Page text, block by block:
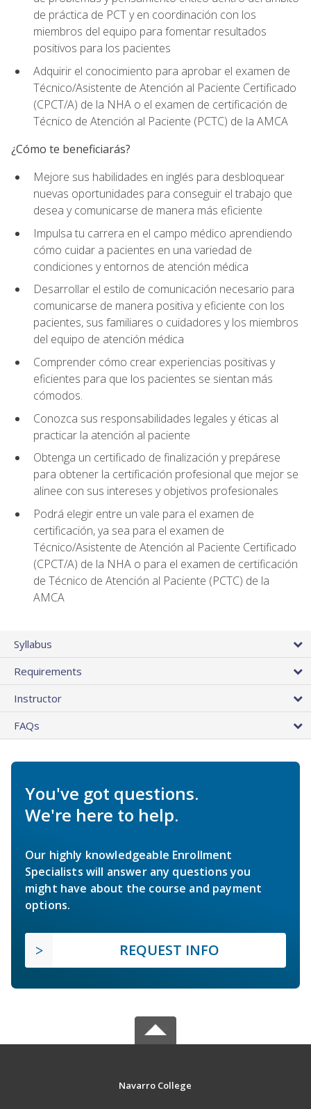
de práctica de PCT y en coordinación con los
miembros del equipo para fomentar resultados
positivos para los pacientes
Adquirir el conocimiento para aprobar el examen de
Técnico/Asistente de Atención al Paciente Certificado
(CPCT/A) de la NHA o el examen de certificación de
Técnico de Atención al Paciente (PCTC) de la AMCA
¿Cómo te beneficiarás?
Mejore sus habilidades en inglés para desbloquear
nuevas oportunidades para conseguir el trabajo que
desea y comunicarse de manera más eficiente
Impulsa tu carrera en el campo médico aprendiendo
cómo cuidar a pacientes en una variedad de
condiciones y entornos de atención médica
Desarrollar el estilo de comunicación necesario para
comunicarse de manera positiva y eficiente con los
pacientes, sus familiares o cuidadores y los miembros
del equipo de atención médica
Comprender cómo crear experiencias positivas y
eficientes para que los pacientes se sientan más
cómodos.
Conozca sus responsabilidades legales y éticas al
practicar la atención al paciente
Obtenga un certificado de finalización y prepárese
para obtener la certificación profesional que mejor se
alinee con sus intereses y objetivos profesionales
Podrá elegir entre un vale para el examen de
certificación, ya sea para el examen de
Técnico/Asistente de Atención al Paciente Certificado
(CPCT/A) de la NHA o para el examen de certificación
de Técnico de Atención al Paciente (PCTC) de la
AMCA
Syllabus
Requirements
Instructor
FAQs
You've got questions.
We're here to help.
Our highly knowledgeable Enrollment
Specialists will answer any questions you
might have about the course and payment
options.
REQUEST INFO
Navarro College